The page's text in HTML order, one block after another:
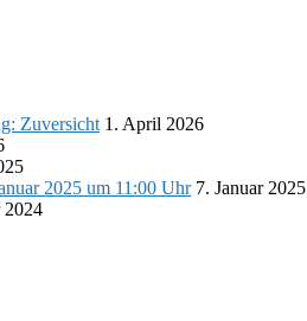
Zuversicht 1. April 2026
2025 um 11:00 Uhr 7. Januar 2025
2024